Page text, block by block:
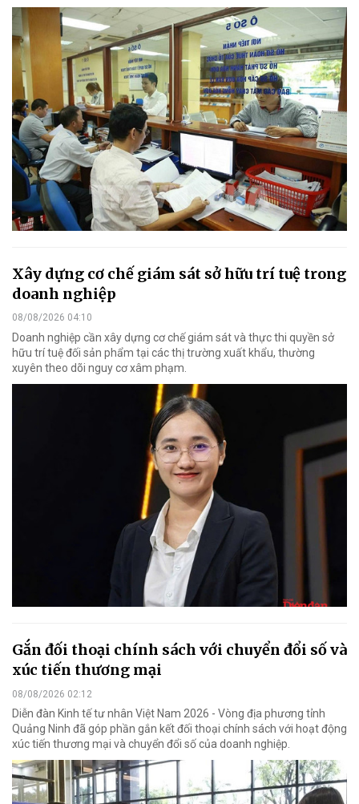
Xây dựng cơ chế giám sát sở hữu trí tuệ trong
doanh nghiệp
08/08/2026 04:10
Doanh nghiệp cần xây dựng cơ chế giám sát và thực thi quyền sở
hữu trí tuệ đối sản phẩm tại các thị trường xuất khẩu, thường
xuyên theo dõi nguy cơ xâm phạm.
Gắn đối thoại chính sách với chuyển đổi số và
xúc tiến thương mại
08/08/2026 02:12
Diễn đàn Kinh tế tư nhân Việt Nam 2026 - Vòng địa phương tỉnh
Quảng Ninh đã góp phần gắn kết đối thoại chính sách với hoạt động
xúc tiến thương mại và chuyển đổi số của doanh nghiệp.